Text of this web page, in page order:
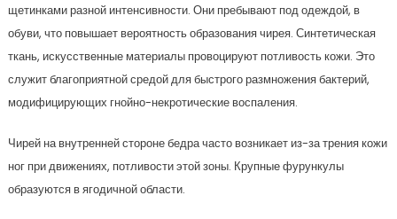
щетинками разной интенсивности. Они пребывают под одеждой, в
обуви, что повышает вероятность образования чирея. Синтетическая
ткань, искусственные материалы провоцируют потливость кожи. Это
служит благоприятной средой для быстрого размножения бактерий,
модифицирующих гнойно-некротические воспаления.
Чирей на внутренней стороне бедра часто возникает из-за трения кожи
ног при движениях, потливости этой зоны. Крупные фурункулы
образуются в ягодичной области.